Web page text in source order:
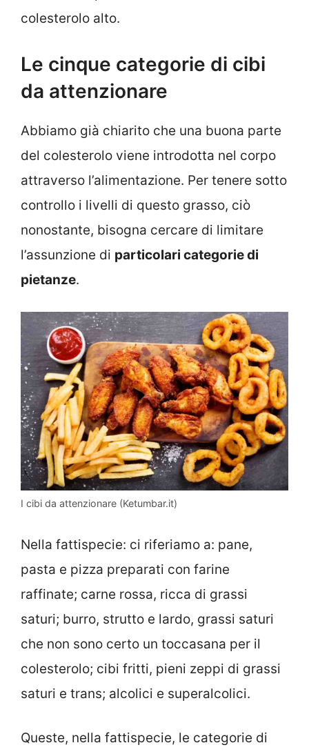
colesterolo alto.
Le cinque categorie di cibi
da attenzionare
Abbiamo già chiarito che una buona parte
del colesterolo viene introdotta nel corpo
attraverso l’alimentazione. Per tenere sotto
controllo i livelli di questo grasso, ciò
nonostante, bisogna cercare di limitare
l’assunzione di particolari categorie di
pietanze.
I cibi da attenzionare (Ketumbar.it)
Nella fattispecie: ci riferiamo a: pane,
pasta e pizza preparati con farine
raffinate; carne rossa, ricca di grassi
saturi; burro, strutto e lardo, grassi saturi
che non sono certo un toccasana per il
colesterolo; cibi fritti, pieni zeppi di grassi
saturi e trans; alcolici e superalcolici.
Queste, nella fattispecie, le categorie di